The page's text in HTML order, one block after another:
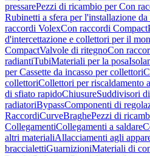
pressarePezzi di ricambio per Con
Rubinetti a sfera per l'installazione da
raccordi VolexCon raccordi Compact
d'intercettazione e collettori per il
CompactValvole di ritegnoCon
radiantiTubiMateriali per la posa
per Cassette da incasso per collettori
collettoriCollettori per riscaldamento
di sfiato rapidoChiusureSuddivisori
radiatoriBypassComponenti di
RaccordiCurveBraghePezzi di
CollegamentiCollegamenti a saldare
altri materialiAllacciamenti agli
braccialettiGuarnizioniMateriali di